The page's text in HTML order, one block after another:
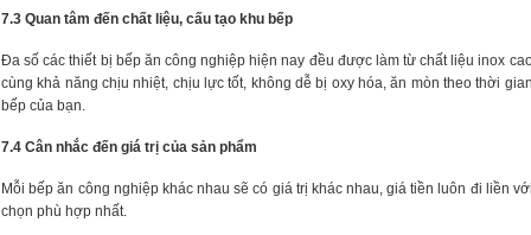
7.3 Quan tâm đến chất liệu, cấu tạo khu bếp
Đa số các thiết bị bếp ăn công nghiệp hiện nay đều được làm từ chất liệu inox
cùng khả năng chịu nhiệt, chịu lực tốt, không dễ bị oxy hóa, ăn mòn theo thời
bếp của bạn.
7.4 Cân nhắc đến giá trị của sản phẩm
Mỗi bếp ăn công nghiệp khác nhau sẽ có giá trị khác nhau, giá tiền luôn đi liền
chọn phù hợp nhất.